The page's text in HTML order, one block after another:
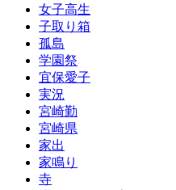
女子高生
子取り箱
孤島
学園祭
宜保愛子
実況
宮崎勤
宮崎県
家出
家鳴り
寺